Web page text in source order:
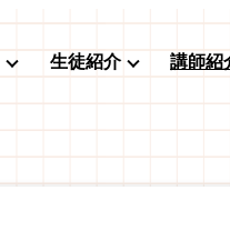
生徒紹介 講師紹